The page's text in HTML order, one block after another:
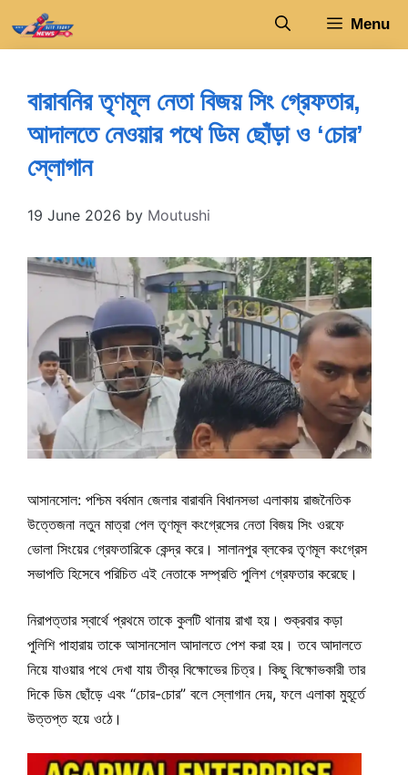
Menu
বারাবনির তৃণমূল নেতা বিজয় সিং গ্রেফতার,
আদালতে নেওয়ার পথে ডিম ছোঁড়া ও ‘চোর’
স্লোগান
19 June 2026 by Moutushi
আসানসোল: পশ্চিম বর্ধমান জেলার বারাবনি বিধানসভা এলাকায় রাজনৈতিক
উত্তেজনা নতুন মাত্রা পেল তৃণমূল কংগ্রেসের নেতা বিজয় সিং ওরফে
ভোলা সিংয়ের গ্রেফতারিকে কেন্দ্র করে। সালানপুর ব্লকের তৃণমূল কংগ্রেস
সভাপতি হিসেবে পরিচিত এই নেতাকে সম্প্রতি পুলিশ গ্রেফতার করেছে।
নিরাপত্তার স্বার্থে প্রথমে তাকে কুলটি থানায় রাখা হয়। শুক্রবার কড়া
পুলিশি পাহারায় তাকে আসানসোল আদালতে পেশ করা হয়। তবে আদালতে
নিয়ে যাওয়ার পথে দেখা যায় তীব্র বিক্ষোভের চিত্র। কিছু বিক্ষোভকারী তার
দিকে ডিম ছোঁড়ে এবং “চোর-চোর” বলে স্লোগান দেয়, ফলে এলাকা মুহূর্তে
উত্তপ্ত হয়ে ওঠে।